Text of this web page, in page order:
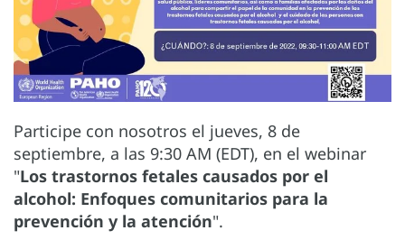
Participe con nosotros el jueves, 8 de
septiembre, a las 9:30 AM (EDT), en el webinar
"Los trastornos fetales causados por el
alcohol: Enfoques comunitarios para la
prevención y la atención".